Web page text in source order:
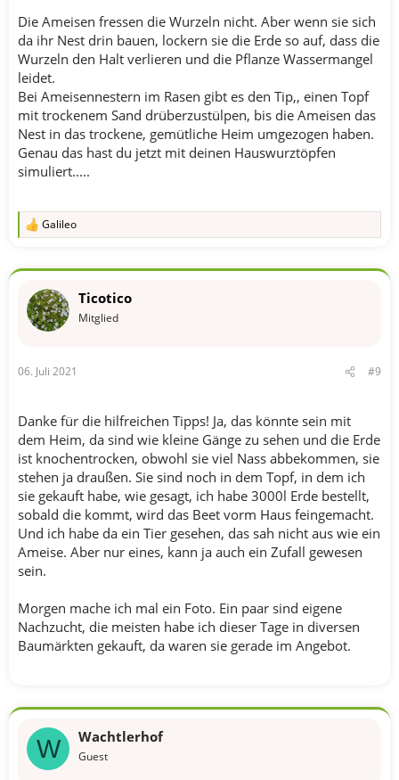
Die Ameisen fressen die Wurzeln nicht. Aber wenn sie sich
da ihr Nest drin bauen, lockern sie die Erde so auf, dass die
Wurzeln den Halt verlieren und die Pflanze Wassermangel
leidet.
Bei Ameisennestern im Rasen gibt es den Tip,, einen Topf
mit trockenem Sand drüberzustülpen, bis die Ameisen das
Nest in das trockene, gemütliche Heim umgezogen haben.
Genau das hast du jetzt mit deinen Hauswurztöpfen
simuliert.....
R
k
o
:
Galileo
Ticotico
Mitglied
06. Juli 2021 #9
Danke für die hilfreichen Tipps! Ja, das könnte sein mit
dem Heim, da sind wie kleine Gänge zu sehen und die Erde
ist knochentrocken, obwohl sie viel Nass abbekommen, sie
stehen ja draußen. Sie sind noch in dem Topf, in dem ich
sie gekauft habe, wie gesagt, ich habe 3000l Erde bestellt,
sobald die kommt, wird das Beet vorm Haus feingemacht.
Und ich habe da ein Tier gesehen, das sah nicht aus wie ein
Ameise. Aber nur eines, kann ja auch ein Zufall gewesen
sein.
Morgen mache ich mal ein Foto. Ein paar sind eigene
Nachzucht, die meisten habe ich dieser Tage in diversen
Baumärkten gekauft, da waren sie gerade im Angebot.
W Wachtlerhof
Guest